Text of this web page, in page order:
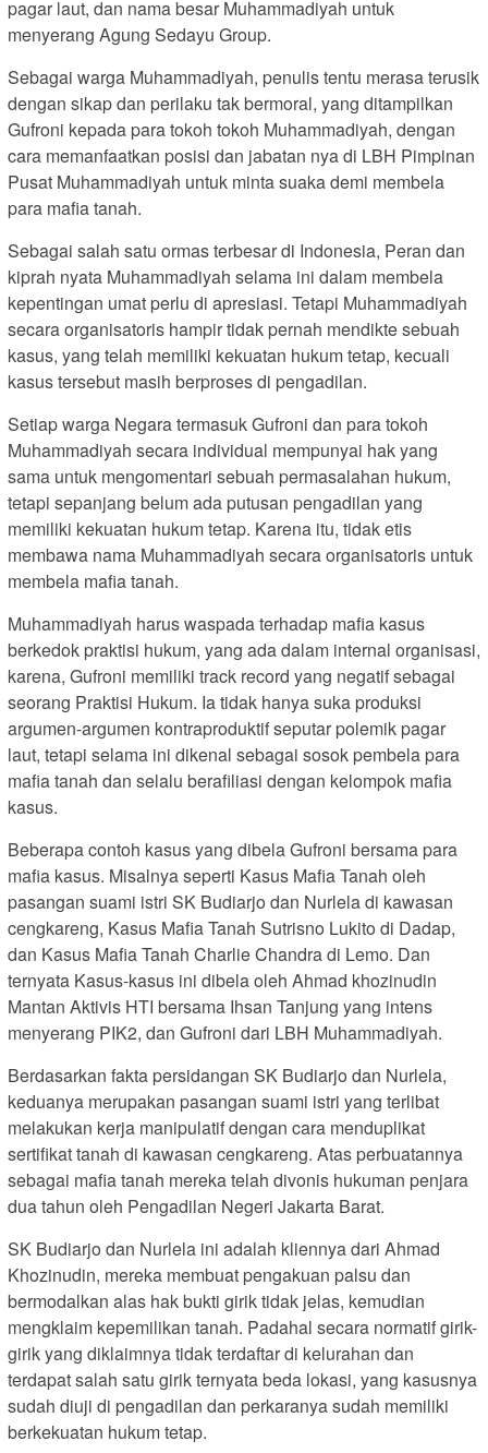
pagar laut, dan nama besar Muhammadiyah untuk
menyerang Agung Sedayu Group.
Sebagai warga Muhammadiyah, penulis tentu merasa terusik
dengan sikap dan perilaku tak bermoral, yang ditampilkan
Gufroni kepada para tokoh tokoh Muhammadiyah, dengan
cara memanfaatkan posisi dan jabatan nya di LBH Pimpinan
Pusat Muhammadiyah untuk minta suaka demi membela
para mafia tanah.
Sebagai salah satu ormas terbesar di Indonesia, Peran dan
kiprah nyata Muhammadiyah selama ini dalam membela
kepentingan umat perlu di apresiasi. Tetapi Muhammadiyah
secara organisatoris hampir tidak pernah mendikte sebuah
kasus, yang telah memiliki kekuatan hukum tetap, kecuali
kasus tersebut masih berproses di pengadilan.
Setiap warga Negara termasuk Gufroni dan para tokoh
Muhammadiyah secara individual mempunyai hak yang
sama untuk mengomentari sebuah permasalahan hukum,
tetapi sepanjang belum ada putusan pengadilan yang
memiliki kekuatan hukum tetap. Karena itu, tidak etis
membawa nama Muhammadiyah secara organisatoris untuk
membela mafia tanah.
Muhammadiyah harus waspada terhadap mafia kasus
berkedok praktisi hukum, yang ada dalam internal organisasi,
karena, Gufroni memiliki track record yang negatif sebagai
seorang Praktisi Hukum. Ia tidak hanya suka produksi
argumen-argumen kontraproduktif seputar polemik pagar
laut, tetapi selama ini dikenal sebagai sosok pembela para
mafia tanah dan selalu berafiliasi dengan kelompok mafia
kasus.
Beberapa contoh kasus yang dibela Gufroni bersama para
mafia kasus. Misalnya seperti Kasus Mafia Tanah oleh
pasangan suami istri SK Budiarjo dan Nurlela di kawasan
cengkareng, Kasus Mafia Tanah Sutrisno Lukito di Dadap,
dan Kasus Mafia Tanah Charlie Chandra di Lemo. Dan
ternyata Kasus-kasus ini dibela oleh Ahmad khozinudin
Mantan Aktivis HTI bersama Ihsan Tanjung yang intens
menyerang PIK2, dan Gufroni dari LBH Muhammadiyah.
Berdasarkan fakta persidangan SK Budiarjo dan Nurlela,
keduanya merupakan pasangan suami istri yang terlibat
melakukan kerja manipulatif dengan cara menduplikat
sertifikat tanah di kawasan cengkareng. Atas perbuatannya
sebagai mafia tanah mereka telah divonis hukuman penjara
dua tahun oleh Pengadilan Negeri Jakarta Barat.
SK Budiarjo dan Nurlela ini adalah kliennya dari Ahmad
Khozinudin, mereka membuat pengakuan palsu dan
bermodalkan alas hak bukti girik tidak jelas, kemudian
mengklaim kepemilikan tanah. Padahal secara normatif girik-
girik yang diklaimnya tidak terdaftar di kelurahan dan
terdapat salah satu girik ternyata beda lokasi, yang kasusnya
sudah diuji di pengadilan dan perkaranya sudah memiliki
berkekuatan hukum tetap.